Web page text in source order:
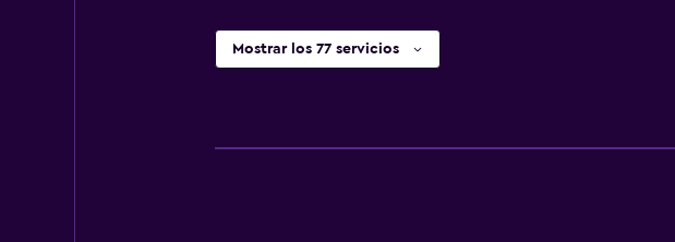
Mostrar los 77 servicios